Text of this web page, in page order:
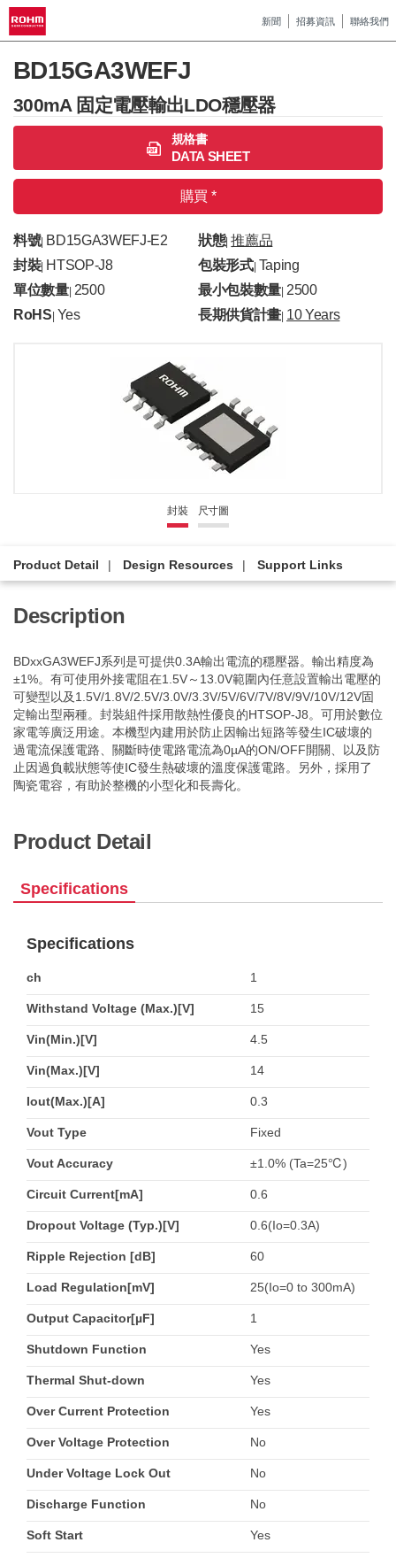
新聞 招募資訊 聯絡我們
BD15GA3WEFJ
300mA 固定電壓輸出LDO穩壓器
規格書
DATA SHEET
購買 *
料號| BD15GA3WEFJ-E2 狀態|推薦品
封裝| HTSOP-J8 包裝形式| Taping
單位數量| 2500 最小包裝數量 |2500
RoHS Yes 長期供貨計畫 10 Years
封裝 尺寸圖
Product Detail Design Resources Support Links
Description
BDxxGA3WEFJ系列是可提供0.3A輸出電流的穩壓器。輸出精度為
±1%。有可使用外接電阻在1.5V～13.0V範圍內任意設置輸出電壓的
可變型以及1.5V/1.8V/2.5V/3.0V/3.3V/5V/6V/7V/8V/9V/10V/12V固
定輸出型兩種。封裝組件採用散熱性優良的HTSOP-J8。可用於數位
家電等廣泛用途。本機型內建用於防止因輸出短路等發生IC破壞的
過電流保護電路、關斷時使電路電流為0µA的ON/OFF開關、以及防
止因過負載狀態等使IC發生熱破壞的溫度保護電路。另外，採用了
陶瓷電容，有助於整機的小型化和長壽化。
Product Detail
Specifications
Specifications
ch 1
Withstand Voltage (Max.)[V] 15
Vin(Min.)[V] 4.5
Vin(Max.)[V] 14
Iout(Max.)[A] 0.3
Vout Type Fixed
Vout Accuracy ±1.0% (Ta=25℃)
Circuit Current[mA] 0.6
Dropout Voltage (Typ.)[V] 0.6(Io=0.3A)
Ripple Rejection [dB] 60
Load Regulation[mV] 25(Io=0 to 300mA)
Output Capacitor[µF] 1
Shutdown Function Yes
Thermal Shut-down Yes
Over Current Protection Yes
Over Voltage Protection No
Under Voltage Lock Out No
Discharge Function No
Soft Start Yes